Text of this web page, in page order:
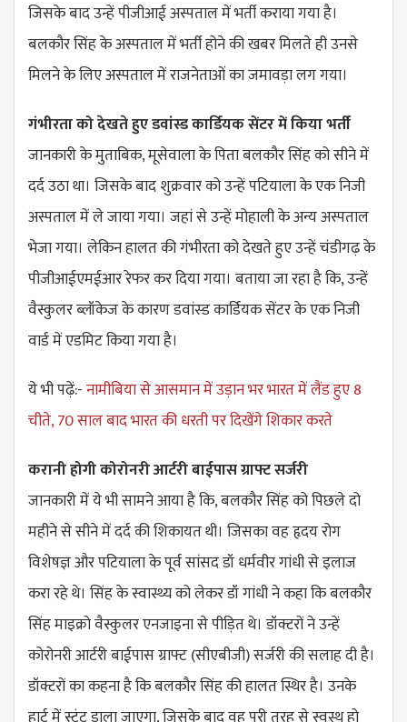
जिसके बाद उन्हें पीजीआई अस्पताल में भर्ती कराया गया है।
बलकौर सिंह के अस्पताल में भर्ती होने की खबर मिलते ही उनसे
मिलने के लिए अस्पताल में राजनेताओं का जमावड़ा लग गया।
गंभीरता को देखते हुए डवांस्ड कार्डियक सेंटर में किया भर्ती
जानकारी के मुताबिक, मूसेवाला के पिता बलकौर सिंह को सीने में
दर्द उठा था। जिसके बाद शुक्रवार को उन्हें पटियाला के एक निजी
अस्पताल में ले जाया गया। जहां से उन्हें मोहाली के अन्य अस्पताल
भेजा गया। लेकिन हालत की गंभीरता को देखते हुए उन्हें चंडीगढ़ के
पीजीआईएमईआर रेफर कर दिया गया। बताया जा रहा है कि, उन्हें
वैस्कुलर ब्लॉकेज के कारण डवांस्ड कार्डियक सेंटर के एक निजी
वार्ड में एडमिट किया गया है।
ये भी पढ़ें:-नामीबिया से आसमान में उड़ान भर भारत में लैंड हुए 8
चीते, 70 साल बाद भारत की धरती पर दिखेंगे शिकार करते
करानी होगी कोरोनरी आर्टरी बाईपास ग्राफ्ट सर्जरी
जानकारी में ये भी सामने आया है कि, बलकौर सिंह को पिछले दो
महीने से सीने में दर्द की शिकायत थी। जिसका वह हृदय रोग
विशेषज्ञ और पटियाला के पूर्व सांसद डॉ धर्मवीर गांधी से इलाज
करा रहे थे। सिंह के स्वास्थ्य को लेकर डॉ गांधी ने कहा कि बलकौर
सिंह माइक्रो वैस्कुलर एनजाइना से पीड़ित थे। डॉक्टरों ने उन्हें
कोरोनरी आर्टरी बाईपास ग्राफ्ट (सीएबीजी) सर्जरी की सलाह दी है।
डॉक्टरों का कहना है कि बलकौर सिंह की हालत स्थिर है। उनके